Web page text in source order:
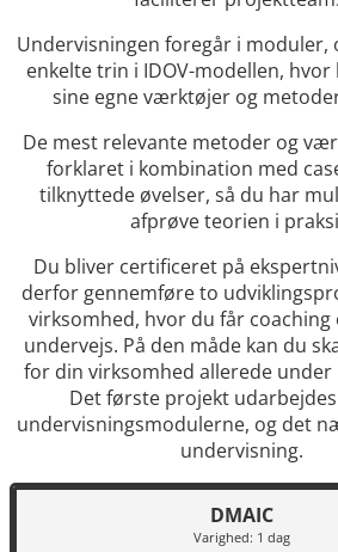
Undervisningen foregår i moduler,
enkelte trin i IDOV-modellen,
sine egne værktøjer og
De mest relevante metoder og
forklaret i kombination med
tilknyttede øvelser, så du har
afprøve teorien i
Du bliver certificeret på
derfor gennemføre to
virksomhed, hvor du får coaching
undervejs. På den måde kan du
for din virksomhed allerede under
Det første projekt
undervisningsmodulerne, og det
undervisning.
DMAIC
Varighed: 1 dag